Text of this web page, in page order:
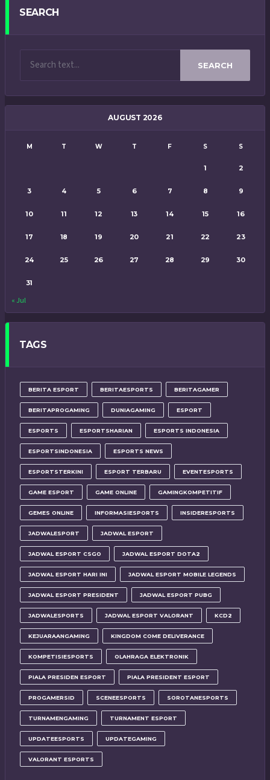
SEARCH
SEARCH
AUGUST 2026
M T W T F S S
1 2
3 4 5 6 7 8 9
10 11 12 13 14 15 16
17 18 19 20 21 22 23
24 25 26 27 28 29 30
31
« Jul
TAGS
BERITA ESPORT BERITAESPORTS BERITAGAMER
BERITAPROGAMING DUNIAGAMING ESPORT
ESPORTS ESPORTSHARIAN ESPORTS INDONESIA
ESPORTSINDONESIA ESPORTS NEWS
ESPORTSTERKINI ESPORT TERBARU EVENTESPORTS
GAME ESPORT GAME ONLINE GAMINGKOMPETITIF
GEMES ONLINE INFORMASIESPORTS INSIDERESPORTS
JADWALESPORT JADWAL ESPORT
JADWAL ESPORT CSGO JADWAL ESPORT DOTA2
JADWAL ESPORT HARI INI JADWAL ESPORT MOBILE LEGENDS
JADWAL ESPORT PRESIDENT JADWAL ESPORT PUBG
JADWALESPORTS JADWAL ESPORT VALORANT KCD2
KEJUARAANGAMING KINGDOM COME DELIVERANCE
KOMPETISIESPORTS OLAHRAGA ELEKTRONIK
PIALA PRESIDEN ESPORT PIALA PRESIDENT ESPORT
PROGAMERSID SCENEESPORTS SOROTANESPORTS
TURNAMENGAMING TURNAMENT ESPORT
UPDATEESPORTS UPDATEGAMING
VALORANT ESPORTS